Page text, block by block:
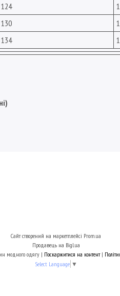
124
130
134
Сайт створений на маркетплейсі Prom.ua
Продавець на Bigl.ua
AMONA інтернет-магазин модного одягу | Поскаржитися на контент |
Select Language ▼